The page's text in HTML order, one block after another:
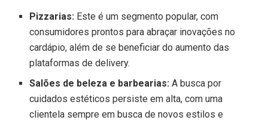
Pizzarias: Este é um segmento popular, com
consumidores prontos para abraçar inovações no
cardápio, além de se beneficiar do aumento das
plataformas de delivery.
Salões de beleza e barbearias: A busca por
cuidados estéticos persiste em alta, com uma
clientela sempre em busca de novos estilos e